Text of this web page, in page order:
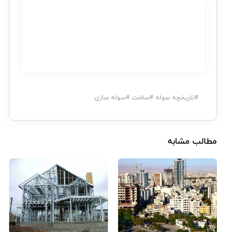
#تاریخچه سوله #ساخت #سوله سازی
مطالب مشابه